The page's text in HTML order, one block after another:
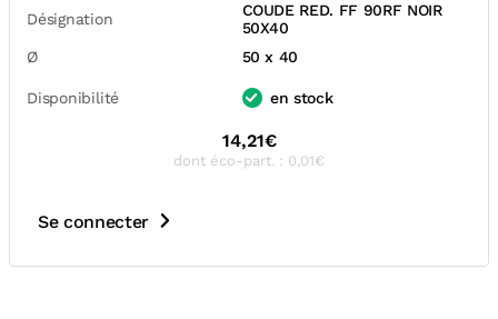
Désignation
COUDE RED. FF 90RF NOIR
50X40
Ø
50 x 40
Disponibilité en stock
14,21€
dont éco-part. : 0,01€
Se connecter